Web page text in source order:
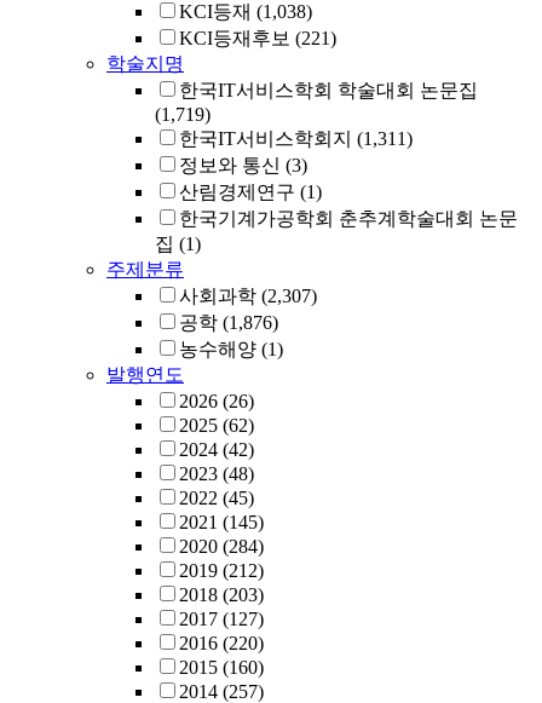
KCI등재 (1,038)
KCI등재후보 (221)
학술지명
한국IT서비스학회 학술대회 논문집
(1,719)
한국IT서비스학회지 (1,311)
정보와 통신 (3)
산림경제연구 (1)
한국기계가공학회 춘추계학술대회 논문
집 (1)
주제분류
사회과학 (2,307)
공학 (1,876)
농수해양 (1)
발행연도
2026 (26)
2025 (62)
2024 (42)
2023 (48)
2022 (45)
2021 (145)
2020 (284)
2019 (212)
2018 (203)
2017 (127)
2016 (220)
2015 (160)
2014 (257)